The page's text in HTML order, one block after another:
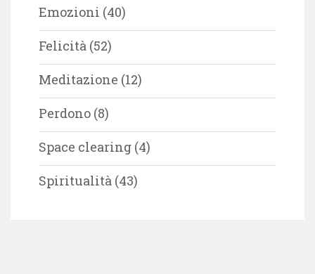
Emozioni (40)
Felicità (52)
Meditazione (12)
Perdono (8)
Space clearing (4)
Spiritualità (43)